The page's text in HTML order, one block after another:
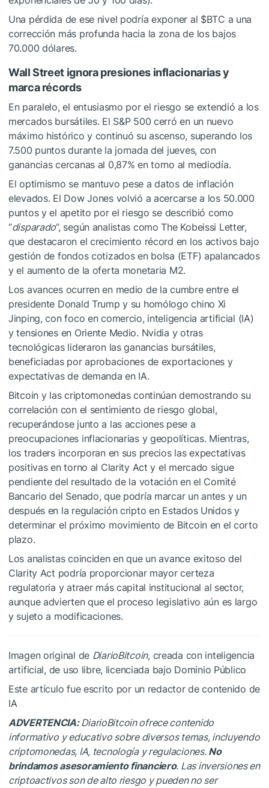
Una pérdida de ese nivel podría exponer al $BTC a una
corrección más profunda hacia la zona de los bajos
70.000 dólares.
Wall Street ignora presiones inflacionarias y
marca récords
En paralelo, el entusiasmo por el riesgo se extendió a los
mercados bursátiles. El S&P 500 cerró en un nuevo
máximo histórico y continuó su ascenso, superando los
7.500 puntos durante la jornada del jueves, con
ganancias cercanas al 0,87% en torno al mediodía.
El optimismo se mantuvo pese a datos de inflación
elevados. El Dow Jones volvió a acercarse a los 50.000
puntos y el apetito por el riesgo se describió como
“disparado”, según analistas como The Kobeissi Letter,
que destacaron el crecimiento récord en los activos bajo
gestión de fondos cotizados en bolsa (ETF) apalancados
y el aumento de la oferta monetaria M2.
Los avances ocurren en medio de la cumbre entre el
presidente Donald Trump y su homólogo chino Xi
Jinping, con foco en comercio, inteligencia artificial (IA)
y tensiones en Oriente Medio. Nvidia y otras
tecnológicas lideraron las ganancias bursátiles,
beneficiadas por aprobaciones de exportaciones y
expectativas de demanda en IA.
Bitcoin y las criptomonedas continúan demostrando su
correlación con el sentimiento de riesgo global,
recuperándose junto a las acciones pese a
preocupaciones inflacionarias y geopolíticas. Mientras,
los traders incorporan en sus precios las expectativas
positivas en torno al Clarity Act y el mercado sigue
pendiente del resultado de la votación en el Comité
Bancario del Senado, que podría marcar un antes y un
después en la regulación cripto en Estados Unidos y
determinar el próximo movimiento de Bitcoin en el corto
plazo.
Los analistas coinciden en que un avance exitoso del
Clarity Act podría proporcionar mayor certeza
regulatoria y atraer más capital institucional al sector,
aunque advierten que el proceso legislativo aún es largo
y sujeto a modificaciones.
Imagen original de DiarioBitcoin, creada con inteligencia
artificial, de uso libre, licenciada bajo Dominio Público
Este artículo fue escrito por un redactor de contenido de
IA
ADVERTENCIA:DiarioBitcoin ofrece contenido
informativo y educativo sobre diversos temas, incluyendo
criptomonedas, IA, tecnología y regulaciones. No
brindamos asesoramiento financiero. Las inversiones en
criptoactivos son de alto riesgo y pueden no ser